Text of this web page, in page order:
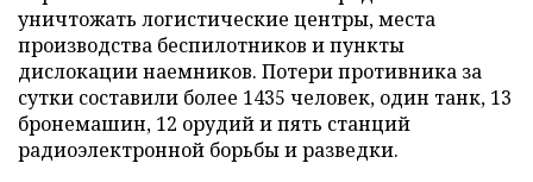
уничтожать логистические центры, места
производства беспилотников и пункты
дислокации наемников. Потери противника за
сутки составили более 1435 человек, один танк, 13
бронемашин, 12 орудий и пять станций
радиоэлектронной борьбы и разведки.